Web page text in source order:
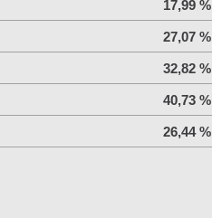
17,99 %
27,07 %
32,82 %
40,73 %
26,44 %